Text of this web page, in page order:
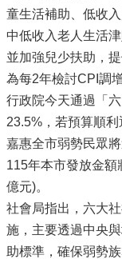
童生活補助、低收
中低收入老人生活
並加強兒少扶助，
為每2年檢討CPI調
行政院今天通過「
23.5%，若預算順
嘉惠全市弱勢民眾
115年本市發放金
億元)。
社會局指出，六大
施，主要透過中央
助標準，確保弱勢